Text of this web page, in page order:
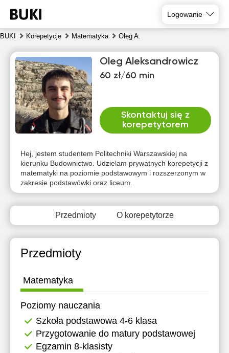
Logowanie
BUKI Korepetycje Matematyka Oleg A.
Oleg Aleksandrowicz
60 zł/60 min
Skontaktuj się z
korepetytorem
Hej, jestem studentem Politechniki Warszawskiej na
kierunku Budownictwo. Udzielam prywatnych korepetycji z
matematyki na poziomie podstawowym i rozszerzonym w
zakresie podstawówki oraz liceum.
Przedmioty O korepetytorze
Przedmioty
Matematyka
Poziomy nauczania
Szkoła podstawowa 4-6 klasa
Przygotowanie do matury podstawowej
Egzamin 8-klasisty
6
7
8
9
10
Brak
dostępnych
terminów
12:30
13:30
14:00
14:30
15:00
16:00
16:30
12:30
13:30
14:00
16:00
16:30
12:30
13:30
14:00
16:00
16:30
Brak
terminów
Brak
terminów